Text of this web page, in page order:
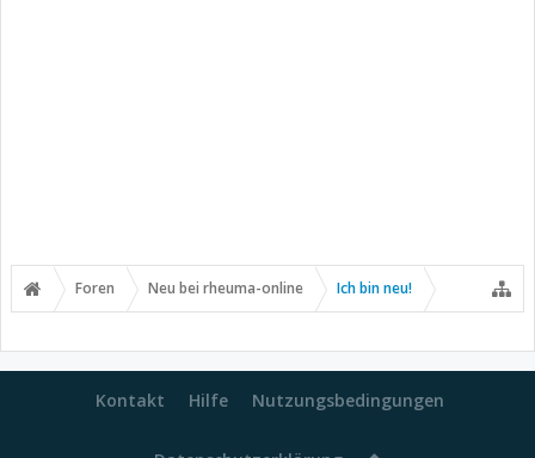
Foren Neu bei rheuma-online Ich bin neu!
Kontakt Hilfe Nutzungsbedingungen